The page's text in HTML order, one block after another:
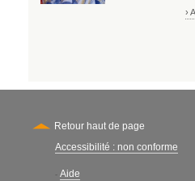
›
Retour haut de page
Secondary
Accessibilité : non conforme
- Aide